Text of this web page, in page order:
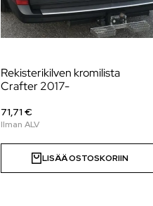
Rekisterikilven kromilista
Crafter 2017-
71,71 €
LISÄÄ OSTOSKORIIN